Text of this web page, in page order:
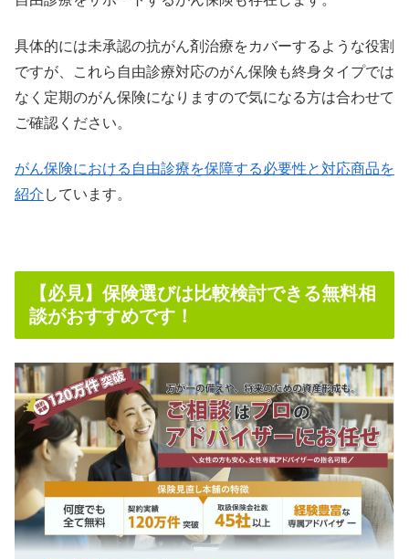
具体的には未承認の抗がん剤治療をカバーするような役割
ですが、これら自由診療対応のがん保険も終身タイプでは
なく定期のがん保険になりますので気になる方は合わせて
ご確認ください。
がん保険における自由診療を保障する必要性と対応商品を
紹介 しています。
【必見】保険選びは比較検討できる無料相
談がおすすめです！